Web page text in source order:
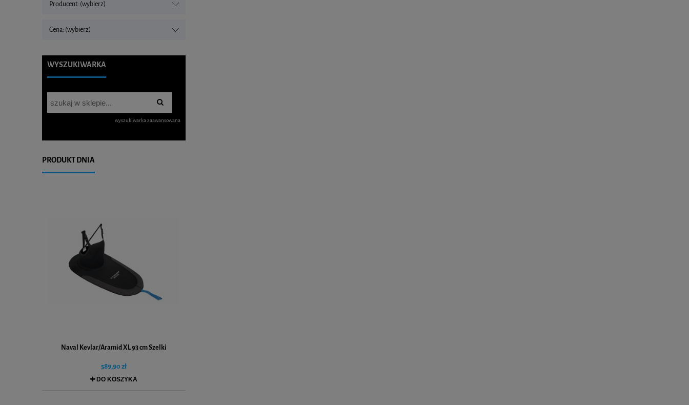
Producent: (wybierz)
Cena: (wybierz)
WYSZUKIWARKA
wyszukiwarka zaawansowana
PRODUKT DNIA
Naval Kevlar/Aramid XL 93 cm Szelki
589,90 zł
DO KOSZYKA